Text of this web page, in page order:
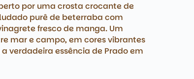
por uma crosta crocante de
purê de beterraba com
fresco de manga. Um
mar e campo, em cores vibrantes
verdadeira essência de Prado em